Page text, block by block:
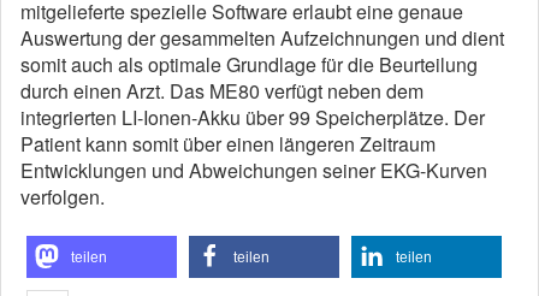
mitgelieferte spezielle Software erlaubt eine genaue
Auswertung der gesammelten Aufzeichnungen und dient
somit auch als optimale Grundlage für die Beurteilung
durch einen Arzt. Das ME80 verfügt neben dem
integrierten LI-Ionen-Akku über 99 Speicherplätze. Der
Patient kann somit über einen längeren Zeitraum
Entwicklungen und Abweichungen seiner EKG-Kurven
verfolgen.
teilen teilen teilen